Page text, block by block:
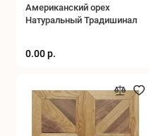
Американский орех
Натуральный Традишинал
0.00 р.